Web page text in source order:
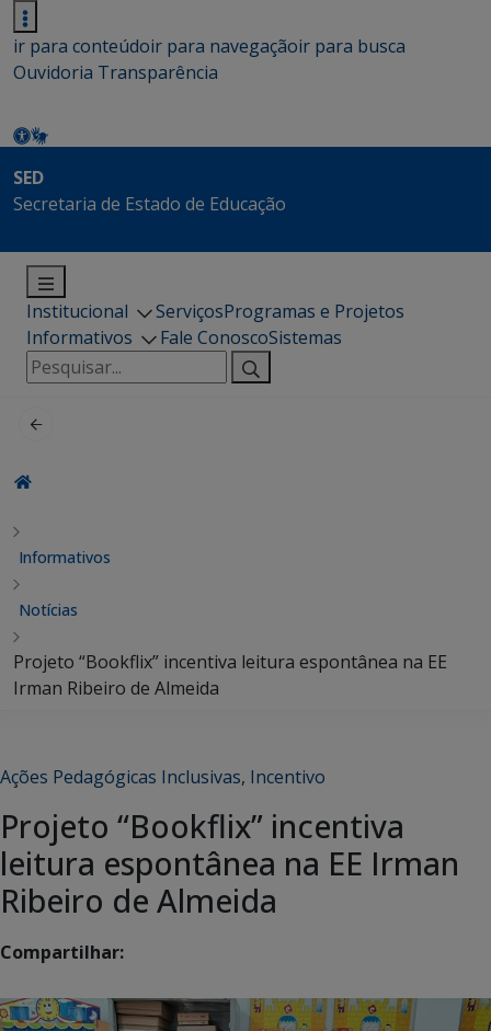
ir para conteúdoir para navegaçãoir para busca
Ouvidoria Transparência
SED
Secretaria de Estado de Educação
Institucional ServiçosProgramas e Projetos
Informativos
Fale ConoscoSistemas
Pesquisar
por:
Informativos
Notícias
Projeto “Bookflix” incentiva leitura espontânea na EE
Irman Ribeiro de Almeida
Ações Pedagógicas Inclusivas, Incentivo
Projeto “Bookflix” incentiva
leitura espontânea na EE Irman
Ribeiro de Almeida
Compartilhar: